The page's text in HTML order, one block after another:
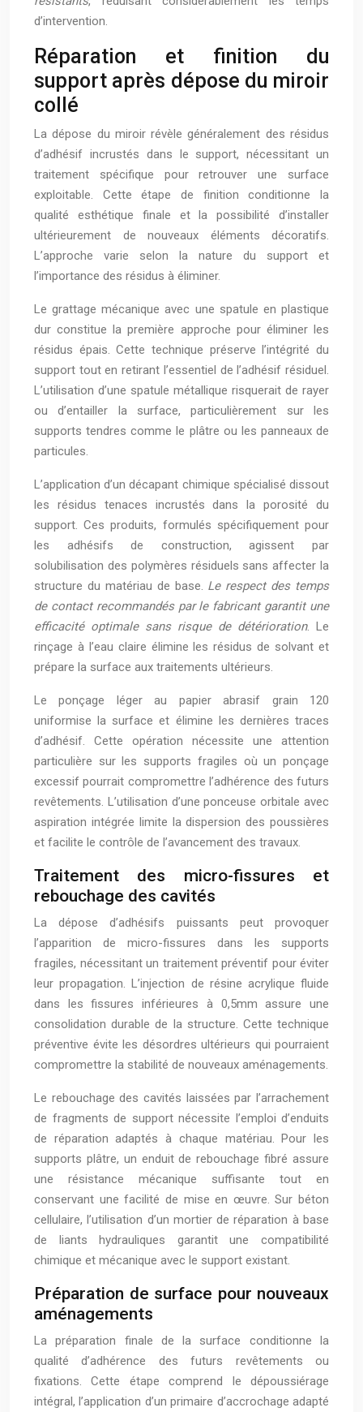
d’intervention.
Réparation et finition du
support après dépose du miroir
collé
La dépose du miroir révèle généralement des résidus
d’adhésif incrustés dans le support, nécessitant un
traitement spécifique pour retrouver une surface
exploitable. Cette étape de finition conditionne la
qualité esthétique finale et la possibilité d’installer
ultérieurement de nouveaux éléments décoratifs.
L’approche varie selon la nature du support et
l’importance des résidus à éliminer.
Le grattage mécanique avec une spatule en plastique
dur constitue la première approche pour éliminer les
résidus épais. Cette technique préserve l’intégrité du
support tout en retirant l’essentiel de l’adhésif résiduel.
L’utilisation d’une spatule métallique risquerait de rayer
ou d’entailler la surface, particulièrement sur les
supports tendres comme le plâtre ou les panneaux de
particules.
L’application d’un décapant chimique spécialisé dissout
les résidus tenaces incrustés dans la porosité du
support. Ces produits, formulés spécifiquement pour
les adhésifs de construction, agissent par
solubilisation des polymères résiduels sans affecter la
structure du matériau de base. Le respect des temps
de contact recommandés par le fabricant garantit une
efficacité optimale sans risque de détérioration. Le
rinçage à l’eau claire élimine les résidus de solvant et
prépare la surface aux traitements ultérieurs.
Le ponçage léger au papier abrasif grain 120
uniformise la surface et élimine les dernières traces
d’adhésif. Cette opération nécessite une attention
particulière sur les supports fragiles où un ponçage
excessif pourrait compromettre l’adhérence des futurs
revêtements. L’utilisation d’une ponceuse orbitale avec
aspiration intégrée limite la dispersion des poussières
et facilite le contrôle de l’avancement des travaux.
Traitement des micro-fissures et
rebouchage des cavités
La dépose d’adhésifs puissants peut provoquer
l’apparition de micro-fissures dans les supports
fragiles, nécessitant un traitement préventif pour éviter
leur propagation. L’injection de résine acrylique fluide
dans les fissures inférieures à 0,5mm assure une
consolidation durable de la structure. Cette technique
préventive évite les désordres ultérieurs qui pourraient
compromettre la stabilité de nouveaux aménagements.
Le rebouchage des cavités laissées par l’arrachement
de fragments de support nécessite l’emploi d’enduits
de réparation adaptés à chaque matériau. Pour les
supports plâtre, un enduit de rebouchage fibré assure
une résistance mécanique suffisante tout en
conservant une facilité de mise en œuvre. Sur béton
cellulaire, l’utilisation d’un mortier de réparation à base
de liants hydrauliques garantit une compatibilité
chimique et mécanique avec le support existant.
Préparation de surface pour nouveaux
aménagements
La préparation finale de la surface conditionne la
qualité d’adhérence des futurs revêtements ou
fixations. Cette étape comprend le dépoussiérage
intégral, l’application d’un primaire d’accrochage adapté